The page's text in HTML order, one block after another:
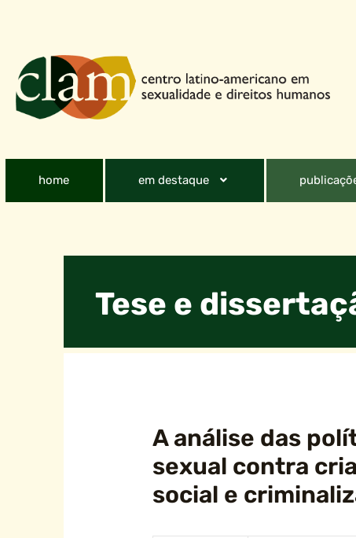
home em destaque
Tese e
A análise das
sexual contra
social e